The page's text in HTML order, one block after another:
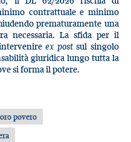
contrattuale e minimo
prematuramente una
necessaria. La sfida per il
ex postsul singolo
giuridica lungo tutta la
si forma il potere.
povero